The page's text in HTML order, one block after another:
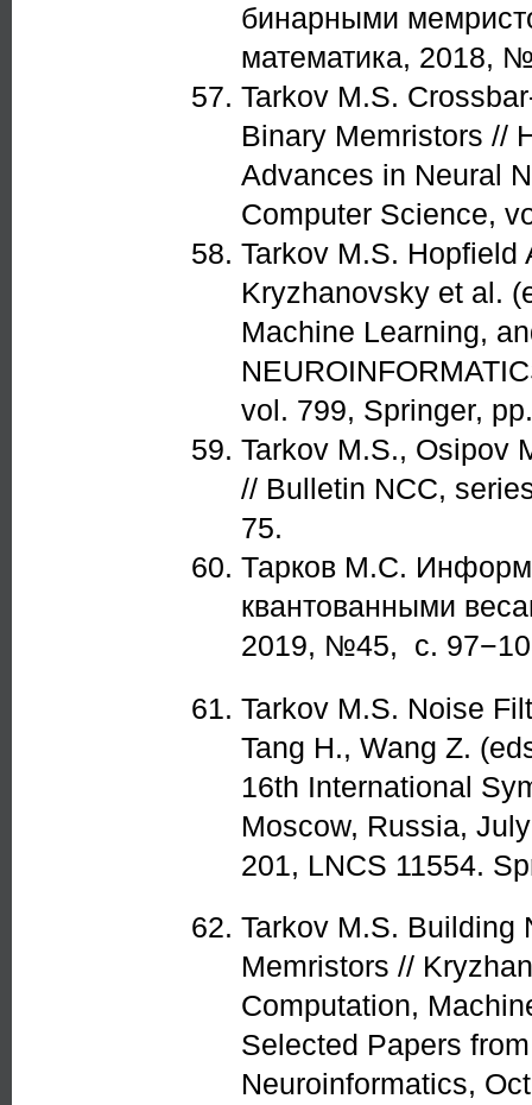
бинарными
математика, 2018,
Tarkov M.S.
Binary Memristors //
Advances in Neural
Computer Science,
Tarkov M.S.
Kryzhanovsky et al.
Machine Learning,
vol. 799, Springer,
Tarkov M.S., Osipov
// Bulletin NCC,
75.
Тарков М.С.
квантованными
2019, №45, с.
Tarkov M.S. Noise
Tang H., Wang Z.
16th International
Moscow, Russia,
201, LNCS 11554.
Tarkov M.S. Building
Memristors //
Computation,
Selected Papers
Neuroinformatics,